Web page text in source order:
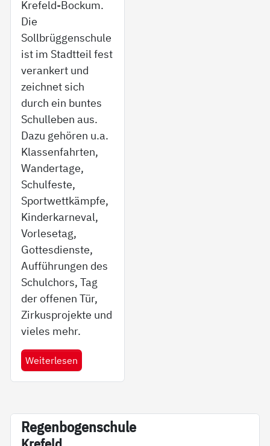
Krefeld-Bockum.
Die
Sollbrüggenschule
ist im Stadtteil fest
verankert und
zeichnet sich
durch ein buntes
Schulleben aus.
Dazu gehören u.a.
Klassenfahrten,
Wandertage,
Schulfeste,
Sportwettkämpfe,
Kinderkarneval,
Vorlesetag,
Gottesdienste,
Aufführungen des
Schulchors, Tag
der offenen Tür,
Zirkusprojekte und
vieles mehr.
Weiterlesen
Re­gen­bo­gen­schu­le